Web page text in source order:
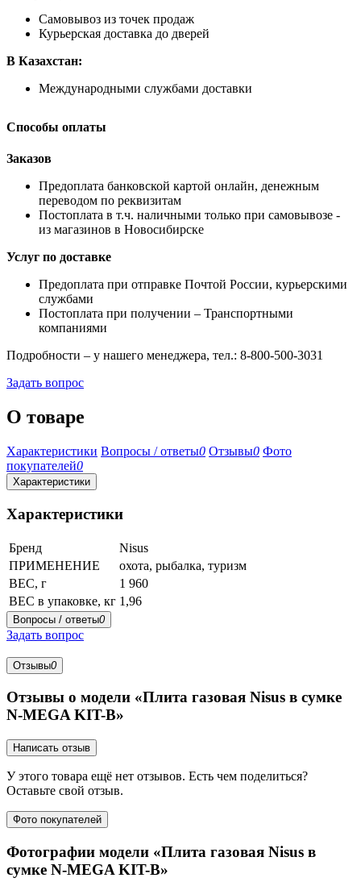
Самовывоз из точек продаж
Курьерская доставка до дверей
В Казахстан:
Международными службами доставки
Способы оплаты
Заказов
Предоплата банковской картой онлайн, денежным
переводом по реквизитам
Постоплата в т.ч. наличными только при самовывозе -
из магазинов в Новосибирске
Услуг по доставке
Предоплата при отправке Почтой России, курьерскими
службами
Постоплата при получении – Транспортными
компаниями
Подробности – у нашего менеджера, тел.: 8-800-500-3031
Задать вопрос
О товаре
Характеристики Вопросы / ответы0 Отзывы0 Фото
покупателей0
Характеристики
Характеристики
Бренд
Nisus
ПРИМЕНЕНИЕ
охота, рыбалка, туризм
ВЕС, г
1 960
ВЕС в упаковке, кг 1,96
Вопросы / ответы0
Задать вопрос
Отзывы0
Отзывы о модели «Плита газовая Nisus в сумке
N-MEGA KIT-B»
Написать отзыв
У этого товара ещё нет отзывов. Есть чем поделиться?
Оставьте свой отзыв.
Фото покупателей
Фотографии модели «Плита газовая Nisus в
сумке N-MEGA KIT-B»